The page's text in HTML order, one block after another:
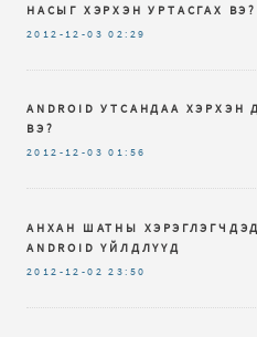
НАСЫГ ХЭРХЭН УРТАСГАХ ВЭ?
2012-12-03 02:29
ANDROID УТСАНДАА
ВЭ?
2012-12-03 01:56
АНХАН ШАТНЫ
ANDROID ҮЙЛДЛҮҮД
2012-12-02 23:50